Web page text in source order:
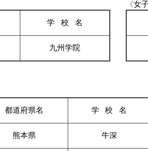
学校 名
九州学院
〈女
都道府県名 学校名
熊本県 牛深